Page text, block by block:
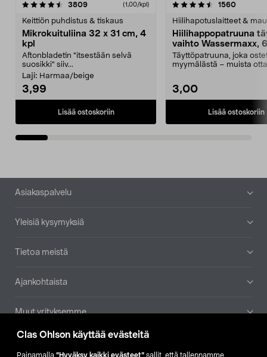
Clas Ohlson käyttää evästeitä
Painamalla ”Hyväksy kaikki evästeet” sallit, että tallennamme
3809arvostelut (1,00/kpl)
Keittiön puhdistus & tiskaus
Mikrokuituliina 32 x 31 cm, 4
kpl
Aftonbladetin "itsestään selvä
suosikki" siiv...
Laji: Harmaa/beige
3,99
Lisää ostoskoriin
4.5viidestä
1560
Hiilihapotuslaitteet &
Hiilihappopatruuna
vaihto Wassermaxx,
Täyttöpatruuna, joka
myymälästä – muista
3,00
Lisää ostoskoriin
4.5viidestä
Alatunniste
Asiakaspalvelu
Yleisiä kysymyksiä
Tietoa meistä
Ajankohtaista
Muut yrityksemme
Etsi myymälä